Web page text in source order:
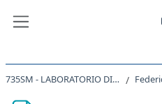
735SM - LABORATORIO DI CHIMICA BIOORGANICA 2021